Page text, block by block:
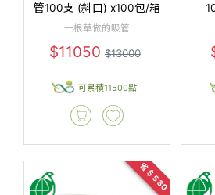
管100支 (斜口) x100包/箱
一根草做的吸管
$11050$13000
可累積11500點
省＄530